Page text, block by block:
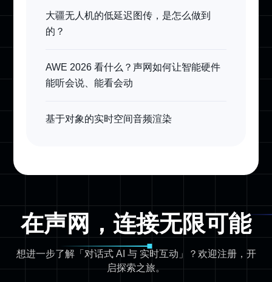
大疆无人机的低延迟图传，是怎么做到
的？
AWE 2026 看什么？声网如何让智能硬件
能听会说、能看会动
基于对象的实时空间音频渲染
在声网，连接无限可能
想进一步了解「对话式 AI 与 实时互动」？欢迎注册，开
启探索之旅。